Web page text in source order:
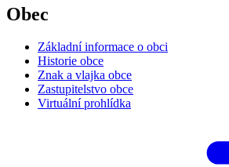
Obec
Základní informace o obci
Historie obce
Znak a vlajka obce
Zastupitelstvo obce
Virtuální prohlídka